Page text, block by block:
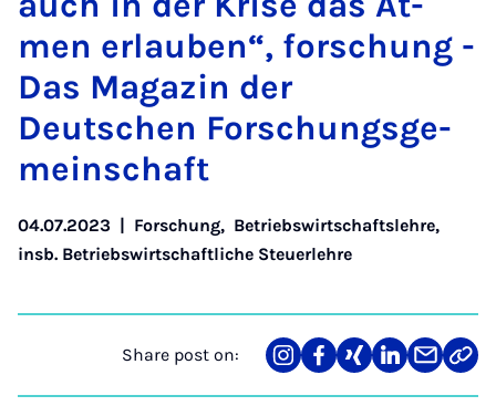
men er­lauben“, forschung -
Das Magazin der
Deutschen Forschungs­ge­
meinsch­aft
04.07.2023 | Forschung, Betriebswirtschaftslehre,
insb. Betriebswirtschaftliche Steuerlehre
Share post on:
Share
on
Teilen
auf
Teilen
auf
Teilen
auf
Teilen
über
Link